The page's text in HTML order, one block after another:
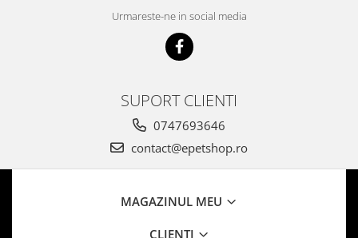
Urmareste-ne in social media
SUPORT CLIENTI
0747693646
contact@epetshop.ro
MAGAZINUL MEU
CLIENTI